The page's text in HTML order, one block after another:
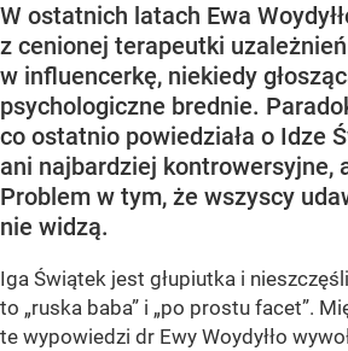
W ostatnich latach Ewa
z cenionej terapeutki
w influencerkę, niekiedy
psychologiczne brednie.
co ostatnio powiedziała o Idze
ani najbardziej kontrowersyjne,
Problem w tym, że wszyscy
nie widzą.
Iga Świątek jest głupiutka i
to „ruska baba” i „po prostu facet”.
te wypowiedzi dr Ewy Woydyłło